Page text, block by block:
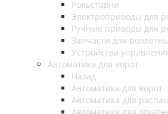
Рольставни
Электроприводы для
Ручные приводы для
Запчасти для
Устройства
Автоматика для ворот
Назад
Автоматика для ворот
Автоматика для